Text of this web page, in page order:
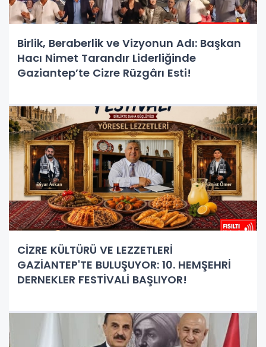
Birlik, Beraberlik ve Vizyonun Adı: Başkan
Hacı Nimet Tarandır Liderliğinde
Gaziantep’te Cizre Rüzgârı Esti!
CİZRE KÜLTÜRÜ VE LEZZETLERİ
GAZİANTEP'TE BULUŞUYOR: 10. HEMŞEHRİ
DERNEKLER FESTİVALİ BAŞLIYOR!